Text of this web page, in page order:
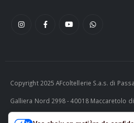
Copyright 2025 AFcoltellerie S.a.s. di
Galliera Nord 2998 - 40018 Maccaretolo
ITALY P.I. 04230081202 | tel. +39 051